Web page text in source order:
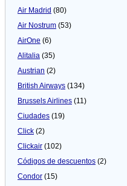
Air Madrid (80)
Air Nostrum (53)
AirOne (6)
Alitalia (35)
Austrian (2)
British Airways (134)
Brussels Airlines (11)
Ciudades (19)
Click (2)
Clickair (102)
Códigos de descuentos (2)
Condor (15)